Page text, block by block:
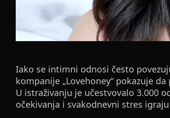
Iako se intimni odnosi često
kompanije „Lovehoney“ pokazuje
U istraživanju je učestvovalo 3.000
očekivanja i svakodnevni stres